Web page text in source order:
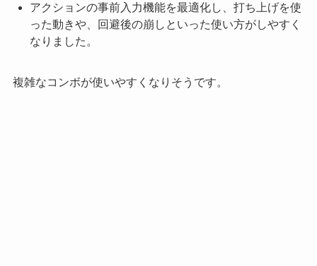
アクションの事前入力機能を最適化し、打ち上げを使
った動きや、回避後の崩しといった使い方がしやすく
なりました。
複雑なコンボが使いやすくなりそうです。